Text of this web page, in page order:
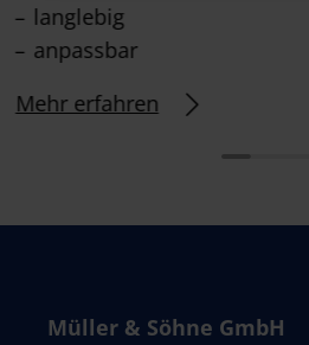
langlebig
anpassbar
Mehr erfahren
Müller & Söhne GmbH